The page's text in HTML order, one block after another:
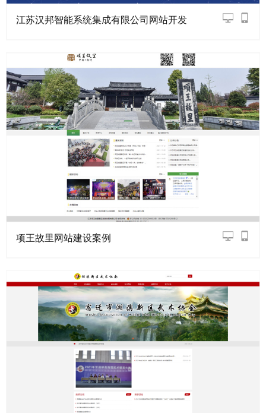
江苏汉邦智能系统集成有限公司网站开发
项王故里网站建设案例